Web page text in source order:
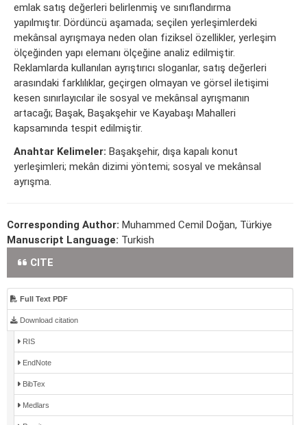
emlak satış değerleri belirlenmiş ve sınıflandırma
yapılmıştır. Dördüncü aşamada; seçilen yerleşimlerdeki
mekânsal ayrışmaya neden olan fiziksel özellikler, yerleşim
ölçeğinden yapı elemanı ölçeğine analiz edilmiştir.
Reklamlarda kullanılan ayrıştırıcı sloganlar, satış değerleri
arasındaki farklılıklar, geçirgen olmayan ve görsel iletişimi
kesen sınırlayıcılar ile sosyal ve mekânsal ayrışmanın
artacağı; Başak, Başakşehir ve Kayabaşı Mahalleri
kapsamında tespit edilmiştir.
Anahtar Kelimeler: Başakşehir, dışa kapalı konut
yerleşimleri; mekân dizimi yöntemi; sosyal ve mekânsal
ayrışma.
Corresponding Author: Muhammed Cemil Doğan, Türkiye
Manuscript Language: Turkish
CITE
Full Text PDF
Download citation
RIS
EndNote
BibTex
Medlars